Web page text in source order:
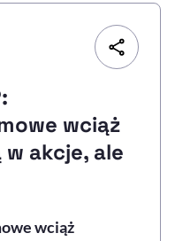
wciąż
akcje, ale
wciąż